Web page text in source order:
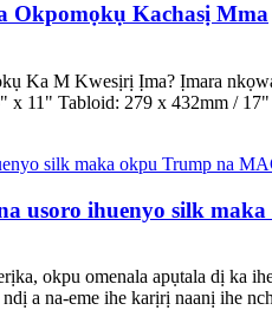
Kachasị Mma
Ka M Kwesịrị Ịma? Ịmara
11" Tabloid: 279 x 432mm /
usoro ihuenyo silk
okpu omenala apụtala dị ka
a na-eme ihe karịrị naanị ihe